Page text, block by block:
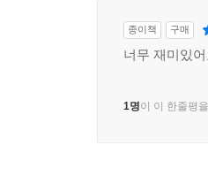
종이책 구매
너무 재미있어
1명이 이 한줄평